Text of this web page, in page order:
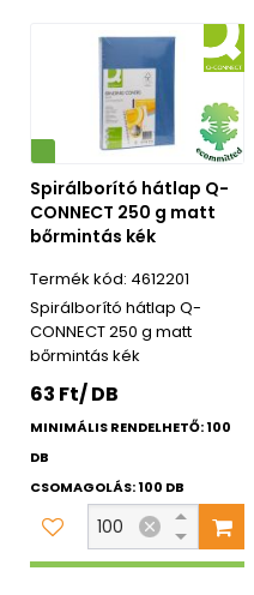
Spirálborító hátlap Q-
CONNECT 250 g matt
bőrmintás kék
4612201
Spirálborító hátlap Q-
CONNECT 250 g matt
bőrmintás kék
63 Ft/ DB
MINIMÁLIS RENDELHETŐ: 100
DB
CSOMAGOLÁS: 100 DB
Környezetbarát